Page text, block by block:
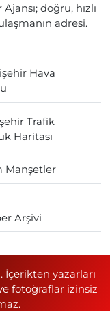
doğru, hızlı
adresi.
Hava
Trafik
Haritası
Manşetler
Arşivi
İçerikten yazarları
fotoğraflar izinsiz